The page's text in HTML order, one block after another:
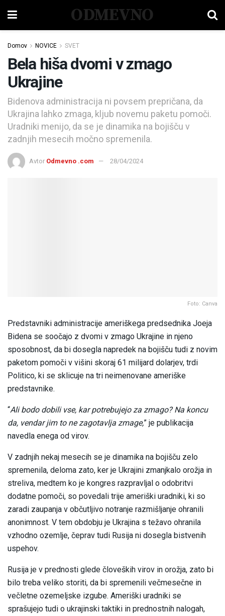
ODMEVNO
Domov NOVICE SVET
Bela hiša dvomi v zmago
Ukrajine
Bidenova administracija ni povsem prepričana, da
Ukrajina lahko zmaga, kljub novemu paketu pomoči.
Uradniki menijo, da se je dinamika na bojišču v
zadnjih mesecih močno spremenila.
Avtor Odmevno .com 28/04/2024
Foto: Canva
Predstavniki administracije ameriškega predsednika Joeja
Bidena se soočajo z dvomi v zmago Ukrajine in njeno
sposobnost, da bi dosegla napredek na bojišču tudi z novim
paketom pomoči v višini skoraj 61 milijard dolarjev, trdi
Politico, ki se sklicuje na tri neimenovane ameriške
predstavnike.
“Ali bodo dobili vse, kar potrebujejo za zmago? Na koncu
da, vendar jim to ne zagotavlja zmage,” je publikacija
navedla enega od virov.
V zadnjih nekaj mesecih se je dinamika na bojišču zelo
spremenila, deloma zato, ker je Ukrajini zmanjkalo orožja in
streliva, medtem ko je kongres razpravljal o odobritvi
dodatne pomoči, so povedali trije ameriški uradniki, ki so
zaradi zaupanja v občutljivo notranje razmišljanje ohranili
anonimnost. V tem obdobju je Ukrajina s težavo ohranila
vzhodno ozemlje, čeprav tudi Rusija ni dosegla bistvenih
uspehov.
Rusija je v prednosti glede človeških virov in orožja, zato bi
bilo treba veliko storiti, da bi spremenili večmesečne in
večletne ozemeljske izgube. Ameriški uradniki se
sprašujejo tudi o ukrajinski taktiki in prednostnih nalogah,